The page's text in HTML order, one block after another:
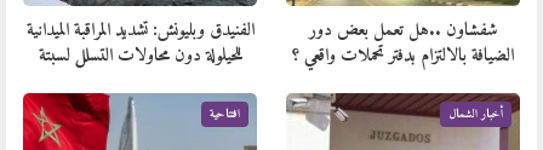
شفشاون ..هل تعمل بعض دور
الضيافة بالالتزام بدفتر تحملات واقعي ؟
الفنيدق وبليونش: تشديد المراقبة الميدانية
للحيلولة دون محاولات التسلل لسبتة
أخبار الشمال افتتاحية